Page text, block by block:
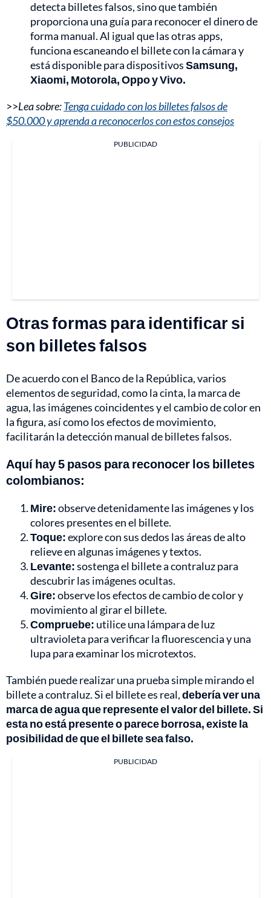
detecta billetes falsos, sino que también
proporciona una guía para reconocer el dinero de
forma manual. Al igual que las otras apps,
funciona escaneando el billete con la cámara y
está disponible para dispositivosSamsung,
Xiaomi, Motorola, Oppo y Vivo.
>>Lea sobre:Tenga cuidado con los billetes falsos de
$50.000 y aprenda a reconocerlos con estos consejos
PUBLICIDAD
Otras formas para identificar si
son billetes falsos
De acuerdo con el Banco de la República, varios
elementos de seguridad, como la cinta, la marca de
agua, las imágenes coincidentes y el cambio de color en
la figura, así como los efectos de movimiento,
facilitarán la detección manual de billetes falsos.
Aquí hay 5 pasos para reconocer los billetes
colombianos:
Mire:observe detenidamente las imágenes y los
colores presentes en el billete.
Toque:explore con sus dedos las áreas de alto
relieve en algunas imágenes y textos.
Levante:sostenga el billete a contraluz para
descubrir las imágenes ocultas.
Gire:observe los efectos de cambio de color y
movimiento al girar el billete.
Compruebe: utilice una lámpara de luz
ultravioleta para verificar la fluorescencia y una
lupa para examinar los microtextos.
También puede realizar una prueba simple mirando el
billete a contraluz. Si el billete es real,debería ver una
marca de agua que represente el valor del billete. Si
esta no está presente o parece borrosa, existe la
posibilidad de que el billete sea falso.
PUBLICIDAD